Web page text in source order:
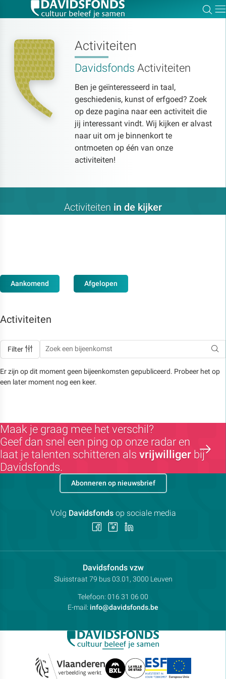
Activiteiten
Davidsfonds Activiteiten
Ben je geïnteresseerd in taal,
geschiedenis, kunst of erfgoed? Zoek
op deze pagina naar een activiteit die
jij interessant vindt. Wij kijken er alvast
naar uit om je binnenkort te
ontmoeten op één van onze
activiteiten!
Activiteiten in de kijker
Aankomend Afgelopen
Activiteiten
Filter
Er zijn op dit moment geen bijeenkomsten gepubliceerd. Probeer het op
een later moment nog een keer.
Maak je graag mee het verschil?
Geef dan snel een ping op onze radar en
laat je talenten schitteren als vrijwilliger bij
Davidsfonds.
Davidsfonds vzwContactpersoon:
Adres:
Sluisstraat 79 bus 03.01, 3000 Leuven
Telefoon: 016 31 06 00
E-mail: info@davidsfonds.be
Abonneren op nieuwsbrief
Volg Davidsfondsop sociale media
Volg Volg
Zoek:
Zoeken